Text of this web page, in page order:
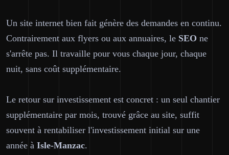
Un site internet bien fait génère des demandes en continu.
Contrairement aux flyers ou aux annuaires, le SEO ne
s'arrête pas. Il travaille pour vous chaque jour, chaque
nuit, sans coût supplémentaire.
Le retour sur investissement est concret : un seul chantier
supplémentaire par mois, trouvé grâce au site, suffit
souvent à rentabiliser l'investissement initial sur une
année à Isle-Manzac.